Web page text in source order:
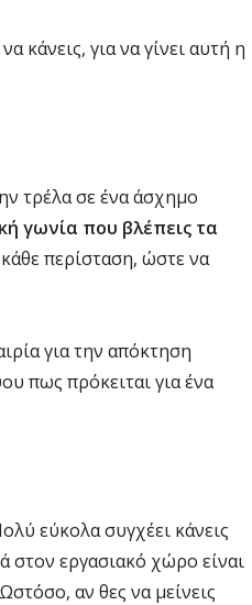
κάνεις, για να γίνει αυτή η
τρέλα σε ένα άσχημο
γωνία που βλέπεις τα
περίσταση, ώστε να
για την απόκτηση
πως πρόκειται για ένα
εύκολα συγχέει κάνεις
στον εργασιακό χώρο είναι
αν θες να μείνεις